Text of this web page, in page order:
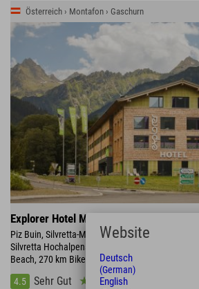
Österreich › Montafon › Gaschurn
Explorer Hotel Montafon
Piz Buin, Silvretta-Montafon mit 300 km Skipiste •
Silvretta Hochalpenstraße • direkt am Mountain
Beach, 270 km Bikestrecke
4.5
Sehr Gut
Website
Deutsch
(German)
English